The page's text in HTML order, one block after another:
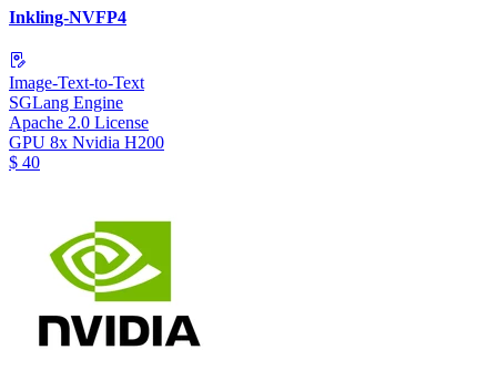
Inkling-NVFP4
Image-Text-to-Text
SGLang Engine
Apache 2.0 License
GPU 8x Nvidia H200
$ 40